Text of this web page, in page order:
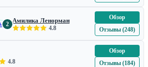
2 Амилика Ленорман
4.8
Обзор
Отзывы (248)
4.8
Обзор
Отзывы (184)